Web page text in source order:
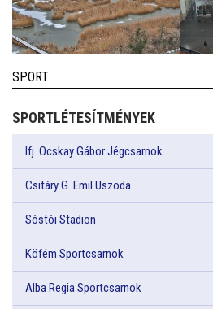
SPORT
SPORTLÉTESÍTMÉNYEK
Ifj. Ocskay Gábor Jégcsarnok
Csitáry G. Emil Uszoda
Sóstói Stadion
Köfém Sportcsarnok
Alba Regia Sportcsarnok